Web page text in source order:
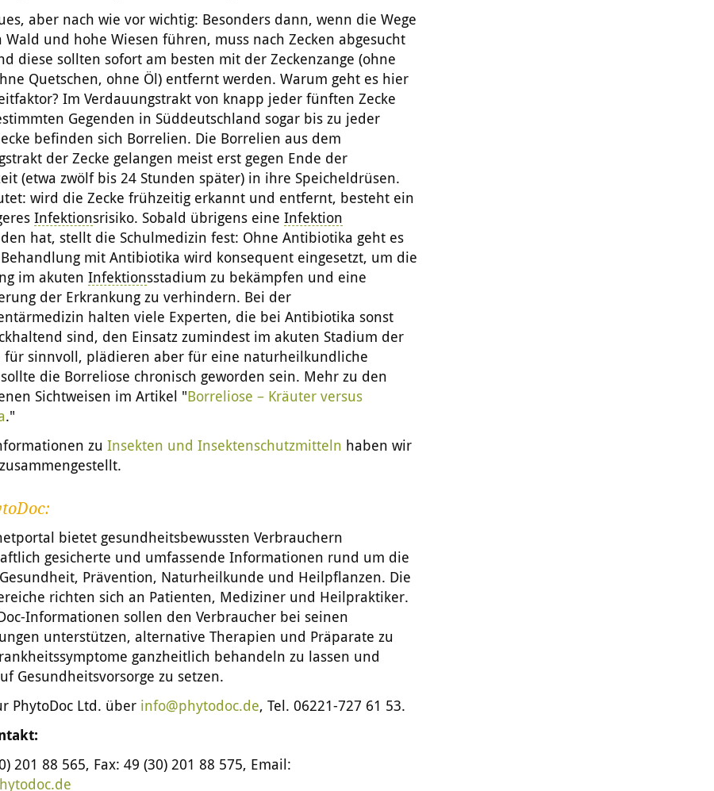
aber nach wie vor wichtig: Besonders dann, wenn die Wege
Wald und hohe Wiesen führen, muss nach Zecken abgesucht
diese sollten sofort am besten mit der Zeckenzange (ohne
Quetschen, ohne Öl) entfernt werden. Warum geht es hier
Im Verdauungstrakt von knapp jeder fünften Zecke
Gegenden in Süddeutschland sogar bis zu jeder
befinden sich Borrelien. Die Borrelien aus dem
der Zecke gelangen meist erst gegen Ende der
(etwa zwölf bis 24 Stunden später) in ihre Speicheldrüsen.
wird die Zecke frühzeitig erkannt und entfernt, besteht ein
Infektionsrisiko. Sobald übrigens eine Infektion
hat, stellt die Schulmedizin fest: Ohne Antibiotika geht es
mit Antibiotika wird konsequent eingesetzt, um die
im akuten Infektionsstadium zu bekämpfen und eine
der Erkrankung zu verhindern. Bei der
halten viele Experten, die bei Antibiotika sonst
sind, den Einsatz zumindest im akuten Stadium der
für sinnvoll, plädieren aber für eine naturheilkundliche
die Borreliose chronisch geworden sein. Mehr zu den
Sichtweisen im Artikel "Borreliose – Kräuter versus
."
zu Insekten und Insektenschutzmitteln haben wir
bietet gesundheitsbewussten Verbrauchern
gesicherte und umfassende Informationen rund um die
Prävention, Naturheilkunde und Heilpflanzen. Die
richten sich an Patienten, Mediziner und Heilpraktiker.
Informationen sollen den Verbraucher bei seinen
unterstützen, alternative Therapien und Präparate zu
ganzheitlich behandeln zu lassen und
Gesundheitsvorsorge zu setzen.
PhytoDoc Ltd. über info@phytodoc.de, Tel. 06221-727 61 53.
201 88 565, Fax: 49 (30) 201 88 575, Email: